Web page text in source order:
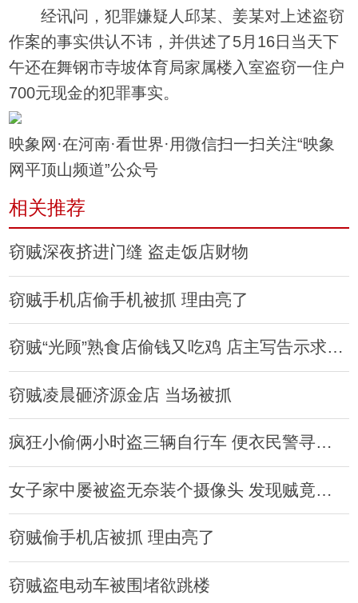
经讯问，犯罪嫌疑人邱某、姜某对上述盗窃
作案的事实供认不讳，并供述了5月16日当天下
午还在舞钢市寺坡体育局家属楼入室盗窃一住户
700元现金的犯罪事实。
映象网·在河南·看世界·用微信扫一扫关注“映象
网平顶山频道”公众号
相关推荐
窃贼深夜挤进门缝 盗走饭店财物
窃贼手机店偷手机被抓 理由亮了
窃贼“光顾”熟食店偷钱又吃鸡 店主写告示求“大侠”放过
窃贼凌晨砸济源金店 当场被抓
疯狂小偷俩小时盗三辆自行车 便衣民警寻踪擒贼
女子家中屡被盗无奈装个摄像头 发现贼竟是邻居
窃贼偷手机店被抓 理由亮了
窃贼盗电动车被围堵欲跳楼